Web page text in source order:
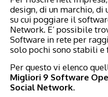
design, di un marchio, di
su cui poggiare il
Network. E’ possibile
Software in rete per
solo pochi sono stabili e
Per questo vi elenco
Migliori 9 Software
Social Network.